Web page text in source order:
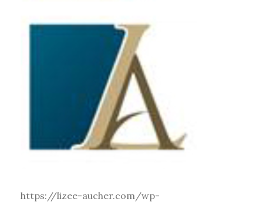
https://lizee-aucher.com/wp-